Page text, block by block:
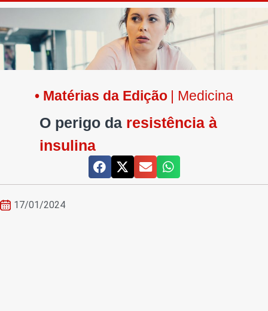
• Matérias da Edição | Medicina
O perigo da resistência à
insulina
17/01/2024